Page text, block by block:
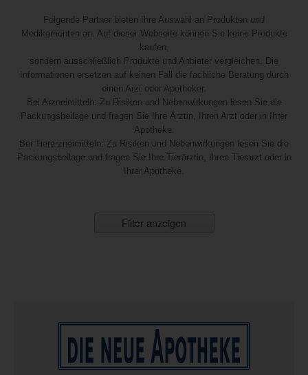
Folgende Partner bieten Ihre Auswahl an Produkten und
Medikamenten an. Auf dieser Webseite können Sie keine Produkte
kaufen,
sondern ausschließlich Produkte und Anbieter vergleichen. Die
Informationen ersetzen auf keinen Fall die fachliche Beratung durch
einen Arzt oder Apotheker.
Bei Arzneimitteln: Zu Risiken und Nebenwirkungen lesen Sie die
Packungsbeilage und fragen Sie Ihre Ärztin, Ihren Arzt oder in Ihrer
Apotheke.
Bei Tierarzneimitteln: Zu Risiken und Nebenwirkungen lesen Sie die
Packungsbeilage und fragen Sie Ihre Tierärztin, Ihren Tierarzt oder in
Ihrer Apotheke.
Filter anzeigen